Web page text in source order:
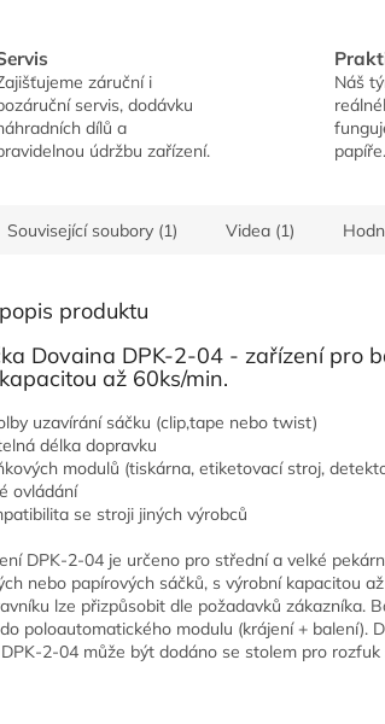
záruční i
servis, dodávku
dílů a
údržbu zařízení.
Náš
papíře.
Související soubory (1) Videa (1)
produktu
Dovaina DPK-2-04 - zařízení pro
až 60ks/min.
uzavírání sáčku (clip,tape nebo twist)
délka dopravku
modulů (tiskárna, etiketovací stroj,
ovládání
se stroji jiných výrobců
DPK-2-04 je určeno pro střední a velké
nebo papírových sáčků, s výrobní kapacitou
lze přizpůsobit dle požadavků zákazníka.
poloautomatického modulu (krájení + balení).
DPK-2-04 může být dodáno se stolem pro